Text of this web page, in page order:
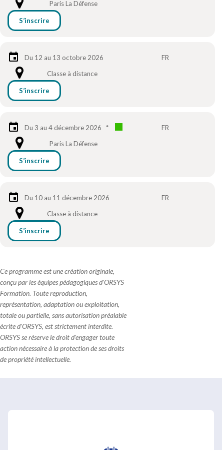
Paris La Défense
S’inscrire
Du 12 au 13 octobre 2026
FR
Classe à distance
S’inscrire
Du 3 au 4 décembre 2026 *
FR
Paris La Défense
S’inscrire
Du 10 au 11 décembre 2026
FR
Classe à distance
S’inscrire
Ce programme est une création originale,
conçu par les équipes pédagogiques d'ORSYS
Formation. Toute reproduction,
représentation, adaptation ou exploitation,
totale ou partielle, sans autorisation préalable
écrite d'ORSYS, est strictement interdite.
ORSYS se réserve le droit d'engager toute
action nécessaire à la protection de ses droits
de propriété intellectuelle.